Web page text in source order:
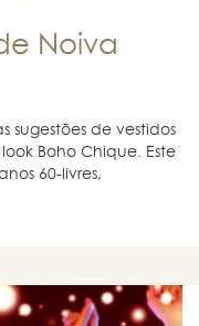
Noiva
sugestões de vestidos
Boho Chique. Este
60-livres,